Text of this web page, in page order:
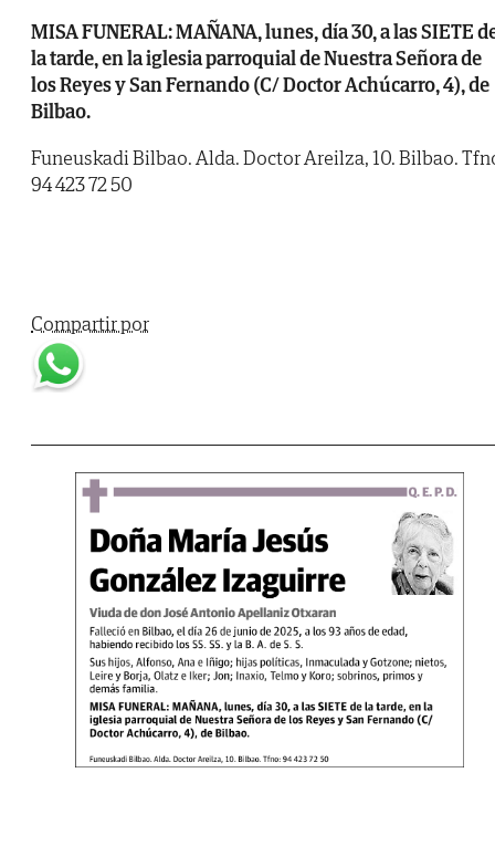
MISA FUNERAL: MAÑANA, lunes, día 30, a las SIETE
la tarde, en la iglesia parroquial de Nuestra Señora de
los Reyes y San Fernando (C/ Doctor Achúcarro, 4), de
Bilbao.
Funeuskadi Bilbao. Alda. Doctor Areilza, 10. Bilbao.
94 423 72 50
Compartir por